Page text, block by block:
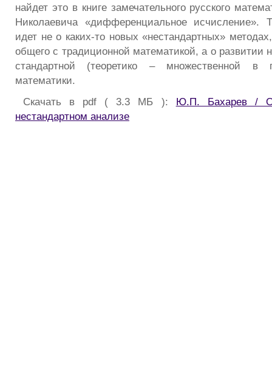
найдет это в книге замечательного русского
Николаевича «дифференциальное исчисление».
идет не о каких-то новых «нестандартных»
общего с традиционной математикой, а о развитии
стандартной (теоретико – множественной
математики.
Скачать в pdf ( 3.3 МБ ): Ю.П. Бахарев /
нестандартном анализе